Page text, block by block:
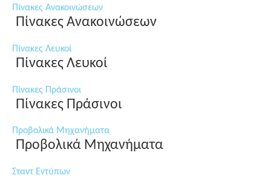
Πίνακες Ανακοινώσεων
Πίνακες Ανακοινώσεων
Πίνακες Λευκοί
Πίνακες Λευκοί
Πίνακες Πράσινοι
Πίνακες Πράσινοι
Προβολικά Μηχανήματα
Προβολικά Μηχανήματα
Σταντ Εντύπων